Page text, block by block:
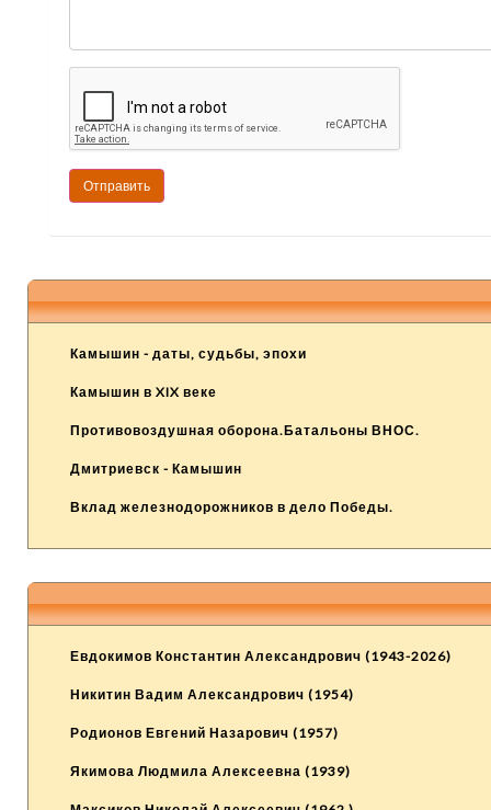
Камышин - даты, судьбы, эпохи
Камышин в XIX веке
Противовоздушная оборона.Батальоны ВНОС.
Дмитриевск - Камышин
Вклад железнодорожников в дело Победы.
Евдокимов Константин Александрович (1943-2026)
Никитин Вадим Александрович (1954)
Родионов Евгений Назарович (1957)
Якимова Людмила Алексеевна (1939)